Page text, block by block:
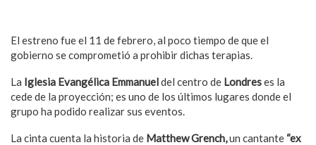
El estreno fue el 11 de febrero, al poco tiempo de que el
gobierno se comprometió a prohibir dichas terapias.
La Iglesia Evangélica Emmanueldel centro de Londreses la
cede de la proyección; es uno de los últimos lugares donde el
grupo ha podido realizar sus eventos.
La cinta cuenta la historia de Matthew Grench,un cantante “ex